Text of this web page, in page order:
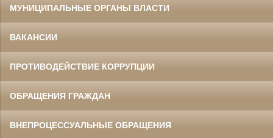
МУНИЦИПАЛЬНЫЕ ОРГАНЫ ВЛАСТИ
ВАКАНСИИ
ПРОТИВОДЕЙСТВИЕ КОРРУПЦИИ
ОБРАЩЕНИЯ ГРАЖДАН
ВНЕПРОЦЕССУАЛЬНЫЕ ОБРАЩЕНИЯ